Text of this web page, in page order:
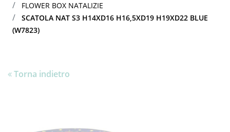
FLOWER BOX NATALIZIE
SCATOLA NAT S3 H14XD16 H16,5XD19 H19XD22 BLUE
(W7823)
Torna indietro